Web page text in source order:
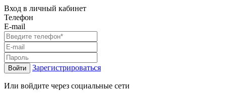
Вход в личный кабинет
Телефон
E-mail
Войти Зарегистрироваться
Или войдите через социальные сети